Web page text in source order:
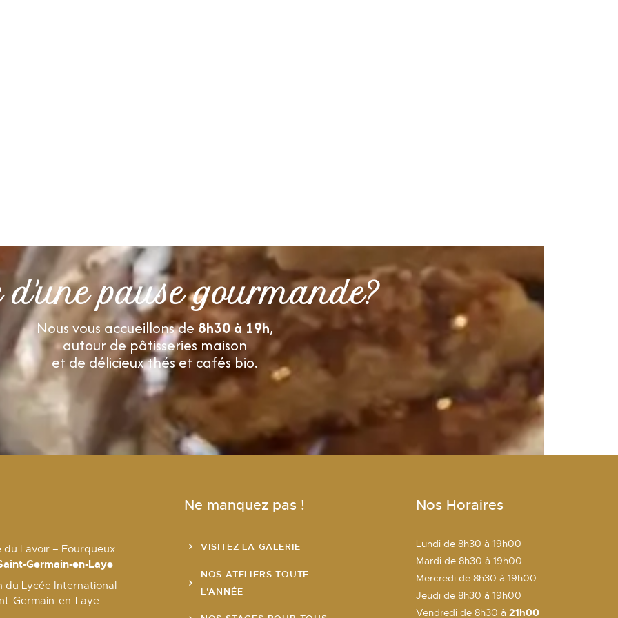
d'une pause gourmande?
Nous vous accueillons de8h30 à 19h,
autour de pâtisseries maison
et de délicieux thés et cafés bio.
du Lavoir – Fourqueux
Germain-en-Laye
du Lycée International
Germain-en-Laye
Ne manquez pas !
VISITEZ LA GALERIE
NOS ATELIERS TOUTE
L'ANNÉE
Nos Horaires
Lundi de 8h30 à 19h00
Mardi de 8h30 à 19h00
Mercredi de 8h30 à 19h00
Jeudi de 8h30 à 19h00
Vendredi de 8h30 à21h00